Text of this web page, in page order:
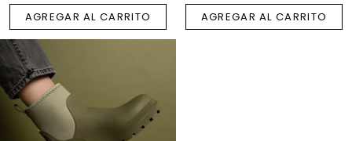
AGREGAR AL CARRITO AGREGAR AL CARRITO